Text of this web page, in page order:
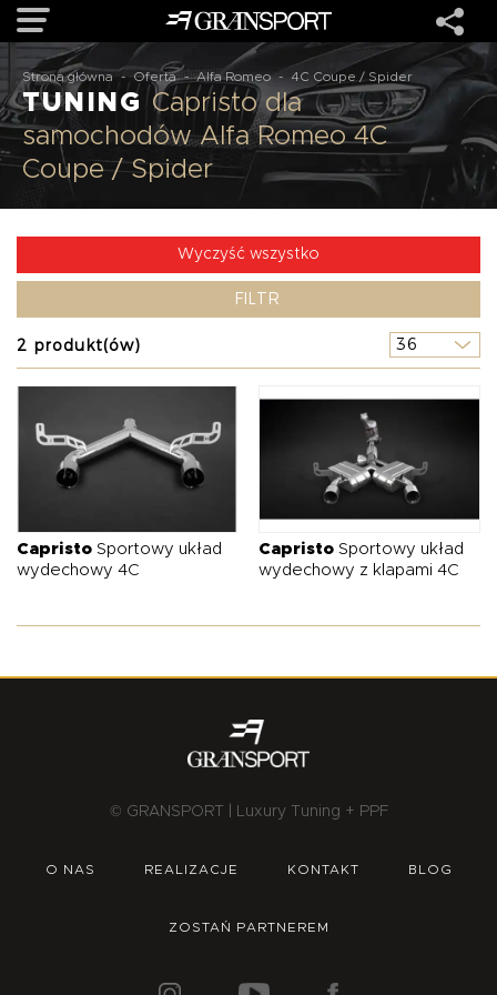
OFERTA
MARKI
O NAS
KONTAKT
ZOSTAŃ PARTNEREM
Strona główna - Oferta - Alfa Romeo - 4C Coupe / Spider
TUNING Capristo dla
samochodów Alfa Romeo 4C
Coupe / Spider
Wyczyść wszystko
FILTR
2 produkt(ów)
Capristo Sportowy układ
wydechowy 4C
Capristo Sportowy układ
wydechowy z klapami 4C
© GRANSPORT | Luxury Tuning + PPF
O NAS REALIZACJE KONTAKT BLOG
ZOSTAŃ PARTNEREM